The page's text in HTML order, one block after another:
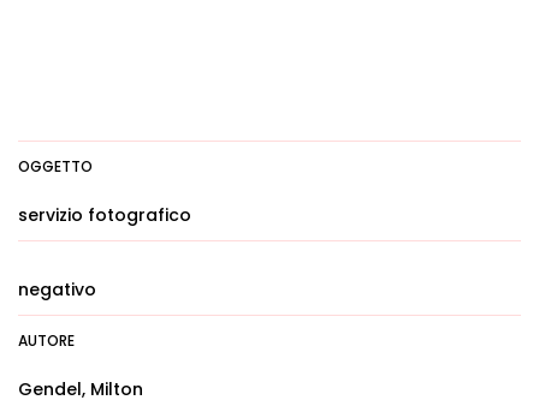
OGGETTO
servizio fotografico
negativo
AUTORE
Gendel, Milton